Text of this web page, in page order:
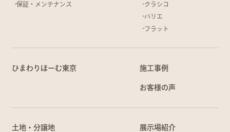
保証・メンテナンス
クラシコ
バリエ
フラット
ひまわりほーむ東京 施工事例
お客様の声
土地・分譲地 展示場紹介